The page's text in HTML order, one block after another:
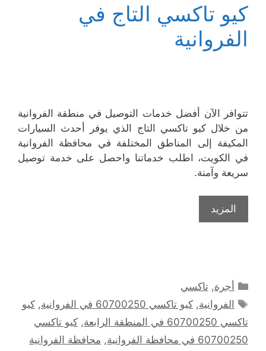
كيو تاكسي التاج في
الفروانية
تتوافر الآن أفضل خدمات التوصيل في منطقة الفروانية
من خلال كيو تاكسي التاج الذي يوفر أحدث السيارات
المكيفة إلى المناطق المختلفة في محافظة الفروانية
في الكويت، اطلب خدماتنا واحصل على خدمة توصيل
سريعة وآمنة.
المزيد
التصنيفات
أجرة,تاكسي
الوسوم
الفروانية,كيو تاكسي 60700250 في الفروانية ,كيو
تاكسي 60700250 في المنطقة الرابعة
, كيو تاكسي
60700250 في محافظة الفروانية
, محافظة الفروانية